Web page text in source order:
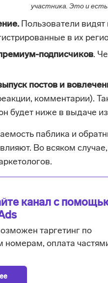
участника. Это и есть
Пользователи видят
в их
подписчиков.
постов и
комментарии).
будет ниже в выдаче
паблика и
Во всяком
канал с
таргетинг по
номерам, оплата